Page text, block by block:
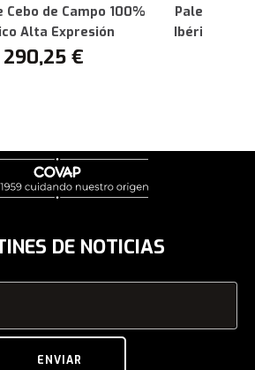
Cebo de Campo 100%
Alta Expresión
290,25 €
Paleta de
Ibérica Alta
DE NOTICIAS
ENVIAR